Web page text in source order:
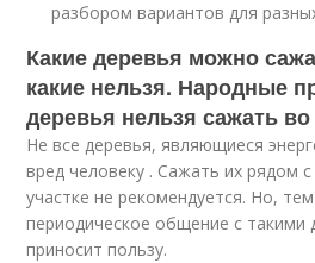
разбором вариантов для
Какие деревья можно
какие нельзя. Народные
деревья нельзя сажать
Не все деревья, являющиеся
вред человеку . Сажать их рядом
участке не рекомендуется. Но,
периодическое общение с такими
приносит пользу.